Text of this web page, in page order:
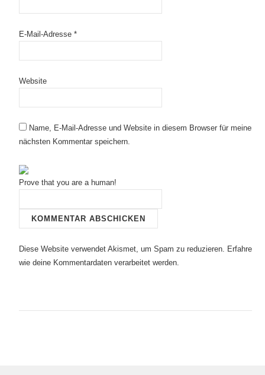
E-Mail-Adresse*
Website
Name, E-Mail-Adresse und Website in diesem Browser für meinen
nächsten Kommentar speichern.
Prove that you are a human!
Diese Website verwendet Akismet, um Spam zu reduzieren. Erfahre,
wie deine Kommentardaten verarbeitet werden.